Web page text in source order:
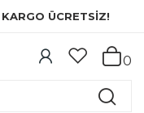
KARGO ÜCRETSİZ!
0